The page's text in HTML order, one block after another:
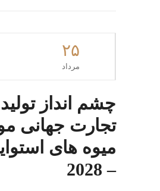
۲۵
مرداد
چشم انداز
تجارت جهانی
– 2028